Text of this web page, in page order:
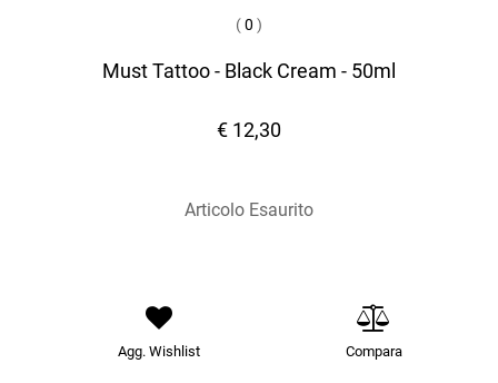
(0 )
Must Tattoo - Black Cream - 50ml
€ 12,30
Articolo Esaurito
Agg. Wishlist Compara